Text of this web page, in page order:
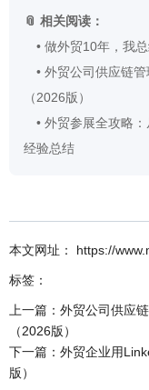
📎 相关阅读：
• 做外贸10年，我
• 外贸公司供应链
（2026版）
• 外贸参展全攻略
经验总结
本文网址： https://
标签：
上一篇： 外贸公司供应
（2026版）
下一篇： 外贸企业用
版）